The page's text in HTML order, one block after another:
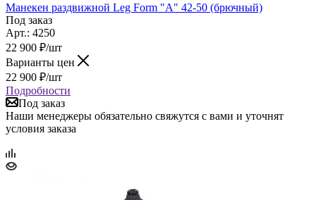
Манекен раздвижной Leg Form "А" 42-50 (брючный)
Под заказ
Арт.: 4250
22 900 ₽/шт
Варианты цен
22 900 ₽/шт
Подробности
Под заказ
Наши менеджеры обязательно свяжутся с вами и уточнят
условия заказа